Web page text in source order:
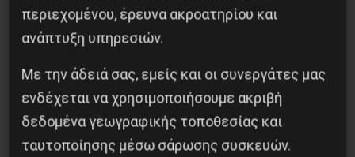
περιεχομένου, έρευνα ακροατηρίου και
ανάπτυξη υπηρεσιών.
Με την άδειά σας, εμείς και οι συνεργάτες μας
ενδέχεται να χρησιμοποιήσουμε ακριβή
δεδομένα γεωγραφικής τοποθεσίας και
ταυτοποίησης μέσω σάρωσης συσκευών.